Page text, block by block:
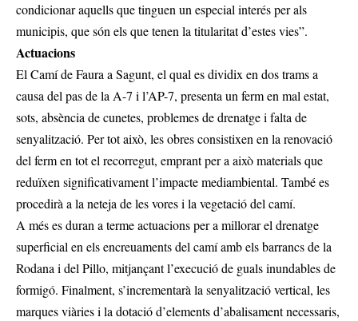
condicionar aquells que tinguen un especial interés per als
municipis, que són els que tenen la titularitat d’estes vies”.
Actuacions
El Camí de Faura a Sagunt, el qual es dividix en dos trams a
causa del pas de la A-7 i l’AP-7, presenta un ferm en mal estat,
sots, absència de cunetes, problemes de drenatge i falta de
senyalització. Per tot això, les obres consistixen en la renovació
del ferm en tot el recorregut, emprant per a això materials que
reduïxen significativament l’impacte mediambiental. També es
procedirà a la neteja de les vores i la vegetació del camí.
A més es duran a terme actuacions per a millorar el drenatge
superficial en els encreuaments del camí amb els barrancs de la
Rodana i del Pillo, mitjançant l’execució de guals inundables de
formigó. Finalment, s’incrementarà la senyalització vertical, les
marques viàries i la dotació d’elements d’abalisament necessaris,